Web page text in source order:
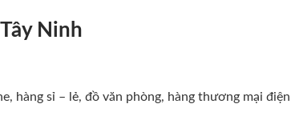
Ninh
hàng sỉ – lẻ, đồ văn phòng, hàng thương mại điện